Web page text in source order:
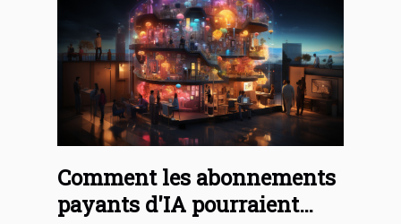
Comment les abonnements
payants d'IA pourraient